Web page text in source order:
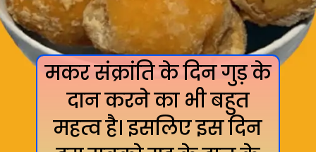
मकर संक्रांति के दिन गुड़ के
दान करने का भी बहुत
महत्व है। इसलिए इस दिन